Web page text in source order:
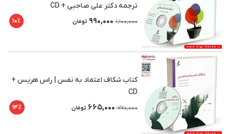
ترجمه دکتر علی صاحبی + CD
1,100,000
990,000 تومان 10٪
کتاب شکاف اعتماد به نفس | راس هریس +
CD
770,000
665,000 تومان 14٪